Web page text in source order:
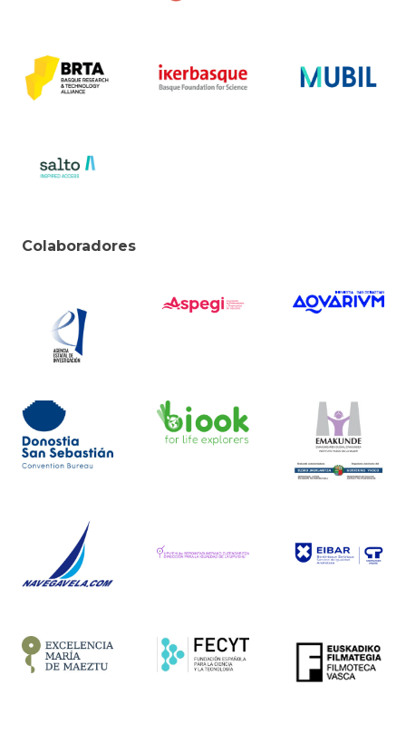
Colaboradores